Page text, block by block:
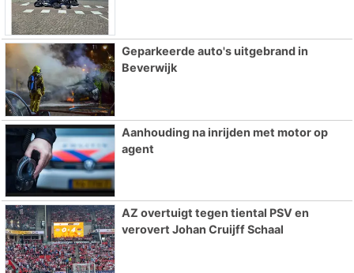
Geparkeerde auto's uitgebrand in
Beverwijk
Aanhouding na inrijden met motor op
agent
AZ overtuigt tegen tiental PSV en
verovert Johan Cruijff Schaal